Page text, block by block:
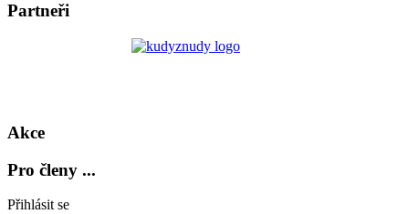
Partneři
Akce
Pro členy ...
Přihlásit se